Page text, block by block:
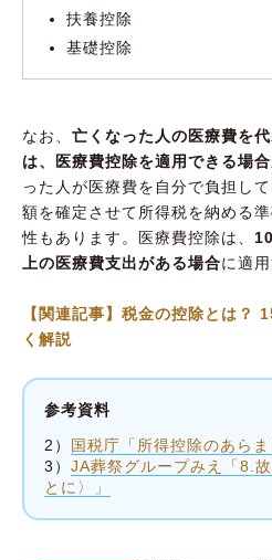
扶養控除
基礎控除
なお、 亡くなった人の医療費を
は、医療費控除を適用できる場
った人が医療費を自分で負担し
額を確定させて所得税を納める
性もあります。医療費控除は、
上の医療費支出がある場合に適
【関連記事】税金の控除とは？
く解説
参考資料
2）
国税庁「所得控除のあらま
3） JA葬祭グループみえ「8.
とに〉」